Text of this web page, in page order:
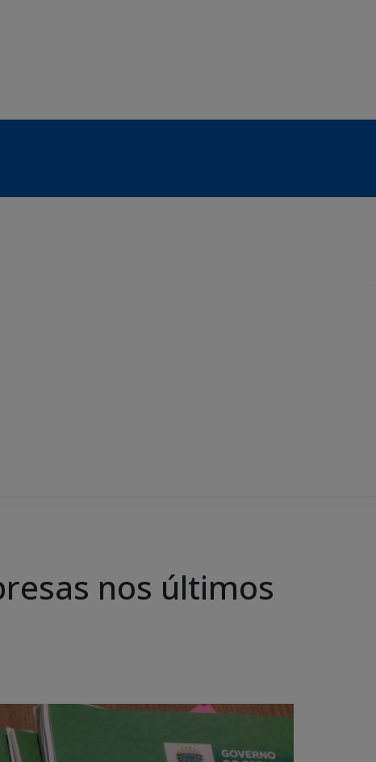
nos últimos